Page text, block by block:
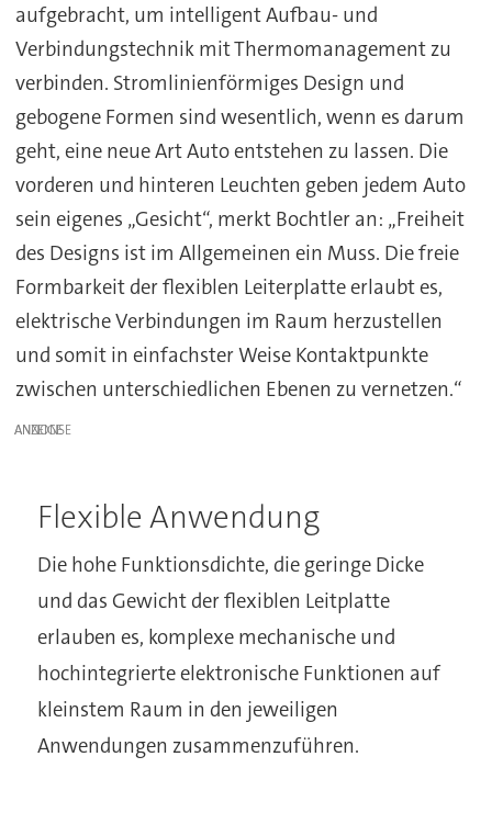
aufgebracht, um intelligent Aufbau- und
Verbindungstechnik mit Thermomanagement zu
verbinden. Stromlinienförmiges Design und
gebogene Formen sind wesentlich, wenn es darum
geht, eine neue Art Auto entstehen zu lassen. Die
vorderen und hinteren Leuchten geben jedem Auto
sein eigenes „Gesicht“, merkt Bochtler an: „Freiheit
des Designs ist im Allgemeinen ein Muss. Die freie
Formbarkeit der flexiblen Leiterplatte erlaubt es,
elektrische Verbindungen im Raum herzustellen
und somit in einfachster Weise Kontaktpunkte
zwischen unterschiedlichen Ebenen zu vernetzen.“
ANZEIGE
Flexible Anwendung
Die hohe Funktionsdichte, die geringe Dicke
und das Gewicht der flexiblen Leitplatte
erlauben es, komplexe mechanische und
hochintegrierte elektronische Funktionen auf
kleinstem Raum in den jeweiligen
Anwendungen zusammenzuführen.